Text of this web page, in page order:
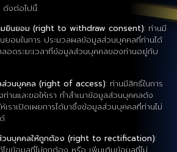
ดังต่อไปนี้
มยินยอม (right to withdraw consent): ท่านมี
ยอมในการ ประมวลผลข้อมูลส่วนบุคคลที่ท่านได้
อดระยะเวลาที่ข้อมูลส่วนบุคคลของท่านอยู่กับ
ส่วนบุคคล (right of access): ท่านมีสิทธิ์ในการ
านและขอให้เรา ทำสำเนาข้อมูลส่วนบุคคลดัง
เราเปิดเผยการได้มาซึ่งข้อมูลส่วนบุคคลที่ท่านไม่
วนบุคคลให้ถูกต้อง (right to rectification):